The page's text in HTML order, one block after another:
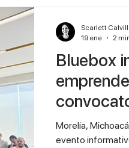
Bluebox
Morelia, Michoacán.
evento
Scarlett
19 ene
2